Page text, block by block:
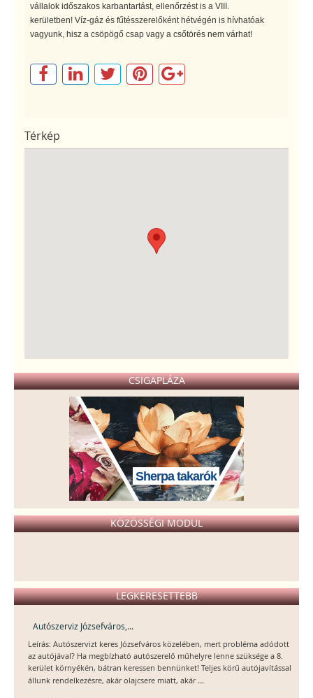
vállalok időszakos karbantartást, ellenőrzést is a VIII.
kerületben! Víz-gáz és fűtésszerelőként hétvégén is hívhatóak
vagyunk, hisz a csöpögő csap vagy a csőtörés nem várhat!
Térkép
CSIGAPLÁZA
Sherpa takarók
KÖZÖSSÉGI MODUL
LEGKERESETTEBB
Autószerviz Józsefváros,...
Leírás: Autószervizt keres Józsefváros közelében, mert probléma adódott
az autójával? Ha megbízható autószerelő műhelyre lenne szüksége a 8.
kerület környékén, bátran keressen bennünket! Teljes körű autójavítással
állunk rendelkezésre, akár olajcsere miatt, akár...